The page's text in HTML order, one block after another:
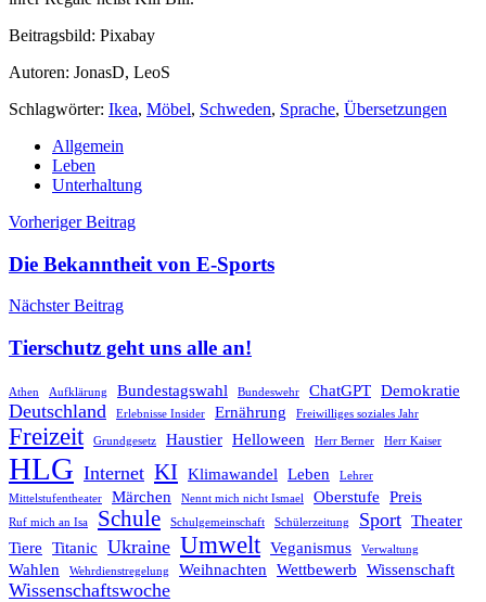
Beitragsbild: Pixabay
Autoren: JonasD, LeoS
Schlagwörter: Ikea, Möbel, Schweden, Sprache, Übersetzungen
Allgemein
Leben
Unterhaltung
Beitragsnavigation
Vorheriger Beitrag
Die Bekanntheit von E-Sports
Nächster Beitrag
Tierschutz geht uns alle an!
Athen Aufklärung Bundestagswahl Bundeswehr ChatGPT Demokratie
Deutschland Erlebnisse Insider Ernährung Freiwilliges soziales Jahr
Freizeit Grundgesetz Haustier Helloween Herr Berner Herr Kaiser
HLG Internet KI Klimawandel Leben
Lehrer
Mittelstufentheater
Märchen Nennt mich nicht Ismael Oberstufe Preis
Ruf mich an Isa Schule Schulgemeinschaft Schülerzeitung Sport Theater
Tiere Titanic Ukraine Umwelt Veganismus Verwaltung
Wahlen Wehrdienstregelung Weihnachten Wettbewerb Wissenschaft
Wissenschaftswoche